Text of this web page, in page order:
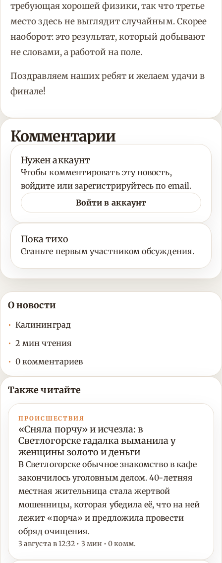
требующая хорошей физики, так что третье
место здесь не выглядит случайным. Скорее
наоборот: это результат, который добывают
не словами, а работой на поле.
Поздравляем наших ребят и желаем удачи в
финале!
Комментарии
Нужен аккаунт
Чтобы комментировать эту новость,
войдите или зарегистрируйтесь по email.
Войти в аккаунт
Пока тихо
Станьте первым участником обсуждения.
О новости
Калининград
2 мин чтения
0 комментариев
Также читайте
ПРОИСШЕСТВИЯ
«Сняла порчу» и исчезла: в
Светлогорске гадалка выманила у
женщины золото и деньги
В Светлогорске обычное знакомство в кафе
закончилось уголовным делом. 40-летняя
местная жительница стала жертвой
мошенницы, которая убедила её, что на ней
лежит «порча» и предложила провести
обряд очищения.
3 августа в 12:32 • 3 мин • 0 комм.